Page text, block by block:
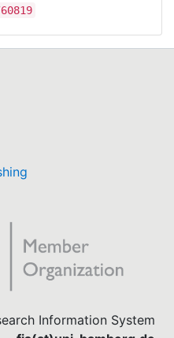
Information System